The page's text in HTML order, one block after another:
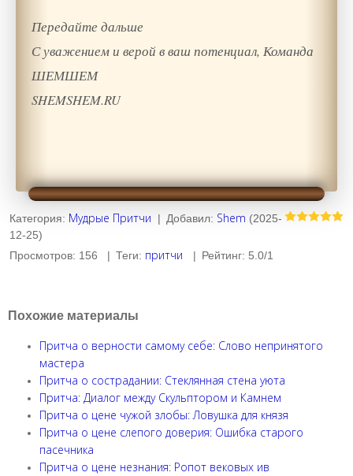
Передайте дальше
С уважением и верой в ваш потенциал, Команда
ШЕМШЕМ
SHEMSHEM.RU
Категория: Мудрые Притчи | Добавил: Shem (2025-
12-25)
Просмотров: 156 | Теги: притчи | Рейтинг: 5.0/1
Похожие материалы
Притча о верности самому себе: Слово непринятого
мастера
Притча о сострадании: Стеклянная стена уюта
Притча: Диалог между Скульптором и Камнем
Притча о цене чужой злобы: Ловушка для князя
Притча о цене слепого доверия: Ошибка старого
пасечника
Притча о цене незнания: Ропот вековых ив